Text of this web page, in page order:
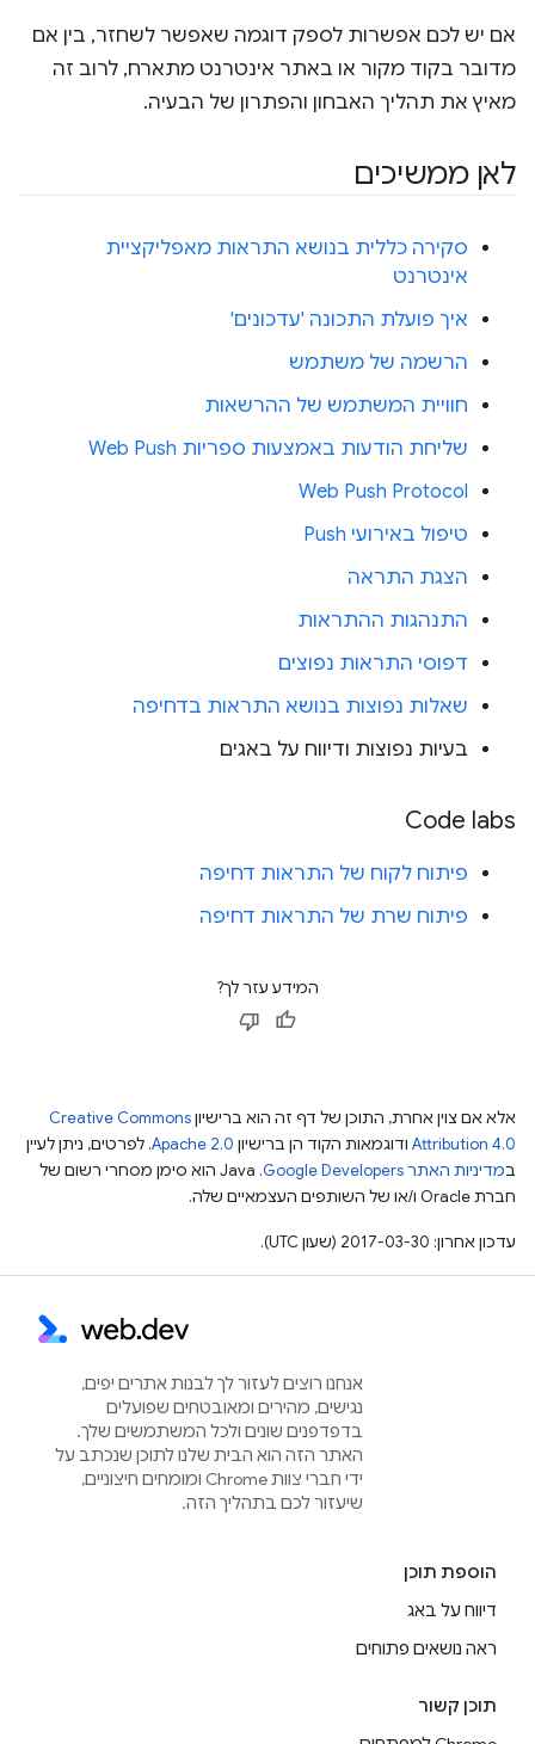
אם יש לכם אפשרות לספק דוגמה שאפשר לשחזר, בין אם
מדובר בקוד מקור או באתר אינטרנט מתארח, לרוב זה
מאיץ את תהליך האבחון והפתרון של הבעיה.
לאן ממשיכים
סקירה כללית בנושא התראות מאפליקציית
אינטרנט
איך פועלת התכונה 'עדכונים'
הרשמה של משתמש
חוויית המשתמש של ההרשאות
שליחת הודעות באמצעות ספריות Web Push
Web Push Protocol
טיפול באירועי Push
הצגת התראה
התנהגות ההתראות
דפוסי התראות נפוצים
שאלות נפוצות בנושא התראות בדחיפה
בעיות נפוצות ודיווח על באגים
Code labs
פיתוח לקוח של התראות דחיפה
פיתוח שרת של התראות דחיפה
המידע עזר לך?
אלא אם צוין אחרת, התוכן של דף זה הוא ברישיוןCreative Commons
Attribution 4.0 ודוגמאות הקוד הן ברישיון Apache 2.0. לפרטים, ניתן לעיין
במדיניות האתר Google Developers‏
.‏ Java הוא סימן מסחרי רשום של
חברת Oracle ו/או של השותפים העצמאיים שלה.
עדכון אחרון: 2017-03-30 (שעון UTC).
אנחנו רוצים לעזור לך לבנות אתרים יפים,
נגישים, מהירים ומאובטחים שפועלים
בדפדפנים שונים ולכל המשתמשים שלך.
האתר הזה הוא הבית שלנו לתוכן שנכתב על
ידי חברי צוות Chrome ומומחים חיצוניים,
שיעזור לכם בתהליך הזה.
הוספת תוכן
דיווח על באג
ראה נושאים פתוחים
תוכן קשור